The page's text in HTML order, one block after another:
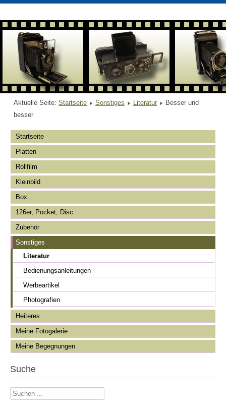
Aktuelle Seite: Startseite Sonstiges Literatur
Besser und
besser
Startseite
Platten
Rollfilm
Kleinbild
Box
126er, Pocket, Disc
Zubehör
Sonstiges
Literatur
Bedienungsanleitungen
Werbeartikel
Photografien
Heiteres
Meine Fotogalerie
Meine Begegnungen
Suche
Suchen